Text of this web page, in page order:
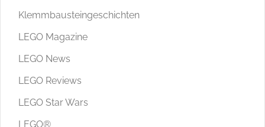
Klemmbausteingeschichten
LEGO Magazine
LEGO News
LEGO Reviews
LEGO Star Wars
LEGO®